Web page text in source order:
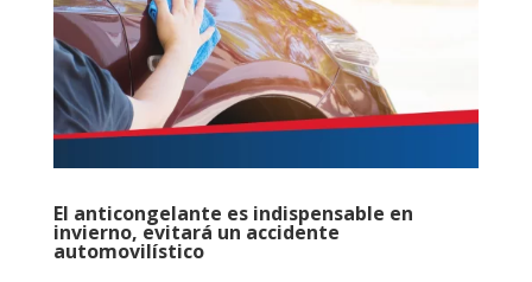
El anticongelante es indispensable en
invierno, evitará un accidente
automovilístico